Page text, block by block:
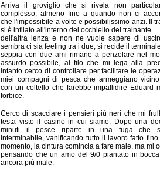
Arriva il groviglio che si rivela non
complesso, almeno fino a quando non ci
che l'impossibile a volte e possibilissimo anzi. Il
si è infilato all'interno del occhiello del trainante
dell'altra lenza e non ne vuole sapere di
sembra ci sia feeling tra i due, si recide il
seppia con due ami rimane a penzolare nel
assurdo possibile, al filo che mi lega alla
intanto cerco di controllare per facilitare le
miei compagni di pesca che armeggiano
con un coltello che farebbe impallidire Eduard
forbice.
Cerco di scacciare i pensieri più neri che mi
testa visto il casino in cui siamo. Dopo una
minuti il pesce riparte in una fuga che
interminabile, vanificando tutto il lavoro fatto
momento, la cintura comincia a fare male, ma mi
pensando che un amo del 9/0 piantato in
ancora più male.